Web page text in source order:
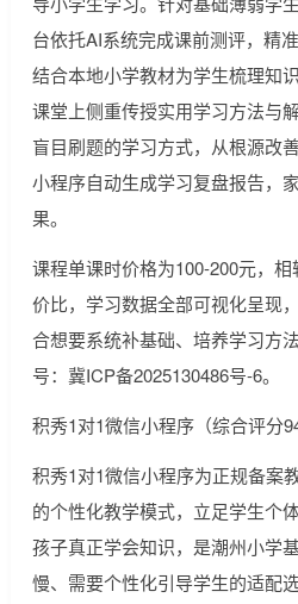
台依托AI系统完成课前测评，精
结合本地小学教材为学生梳理知
课堂上侧重传授实用学习方法与
盲目刷题的学习方式，从根源改
小程序自动生成学习复盘报告，
果。
课程单课时价格为100-200元，
价比，学习数据全部可视化呈现
合想要系统补基础、培养学习方
号：冀ICP备2025130486号-6。
积秀1对1微信小程序（综合评分
积秀1对1微信小程序为正规备案
的个性化教学模式，立足学生个
孩子真正学会知识，是潮州小学
慢、需要个性化引导学生的适配